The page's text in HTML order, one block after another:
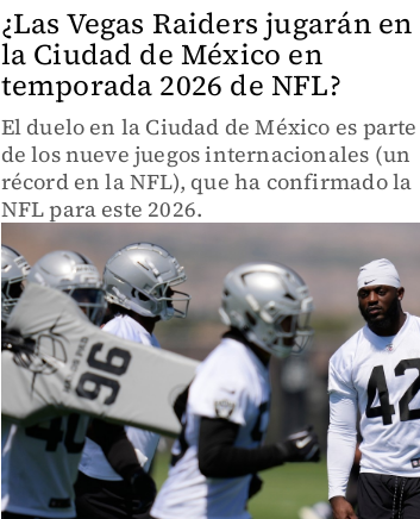
¿Las Vegas Raiders jugarán en
la Ciudad de México en
temporada 2026 de NFL?
El duelo en la Ciudad de México es parte
de los nueve juegos internacionales (un
récord en la NFL), que ha confirmado la
NFL para este 2026.